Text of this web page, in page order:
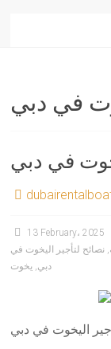
في دبي
في دبي
13 February، 2025
, نصائح لتأجير اليخوت في
دبي, يخوت
اليخوت في دبي